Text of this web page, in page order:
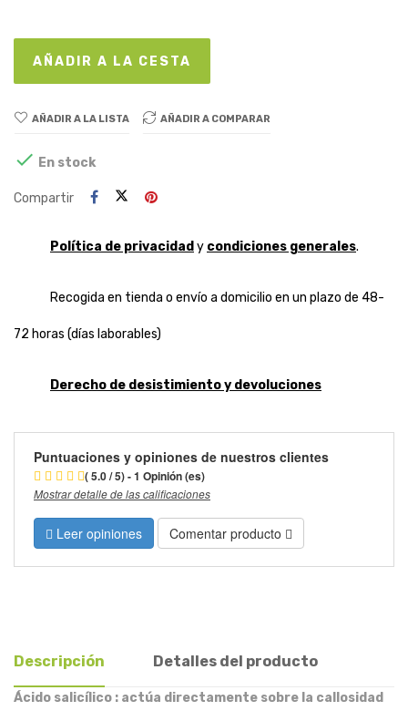
AÑADIR A LA CESTA
AÑADIR A LA LISTA AÑADIR A COMPARAR
 En stock
Compartir
Política de privacidad y condiciones generales.
Recogida en tienda o envío a domicilio en un plazo de 48-
72 horas (días laborables)
Derecho de desistimiento y devoluciones
Puntuaciones y opiniones de nuestros clientes
( 5.0 / 5) - 1 Opinión (es)
Mostrar detalle de las calificaciones
Leer opiniones Comentar producto
Descripción Detalles del producto
Ácido salicílico : actúa directamente sobre la callosidad